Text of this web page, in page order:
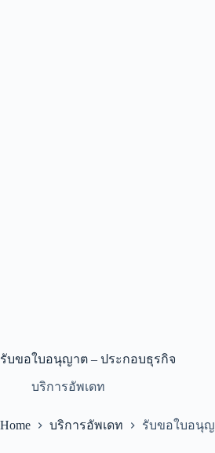
รับขอใบอนุญาต – ประกอบธุรกิจ
บริการอัพเดท
Home บริการอัพเดท รับขอใบอนุญ